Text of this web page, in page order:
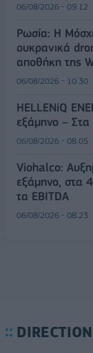
06/08/2026 - 09:12
Ρωσία: Η
ουκρανικά
αποθήκη της
06/08/2026 - 10:30
HELLENiQ
εξάμηνο –
06/08/2026 - 08:05
Viohalco:
εξάμηνο, στα
τα EBITDA
06/08/2026 - 08:23